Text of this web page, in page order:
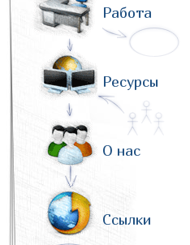
Работа
Ресурсы
О нас
Ссылки